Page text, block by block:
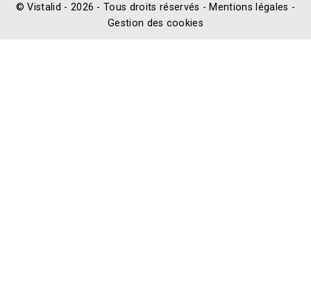
©Vistalid - 2026 - Tous droits réservés - Mentions légales -
Gestion des cookies